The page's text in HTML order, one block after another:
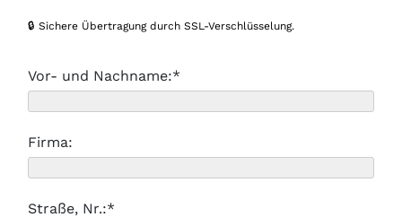
🔒 Sichere Übertragung durch SSL-Verschlüsselung.
Vor- und Nachname:*
Firma:
Straße, Nr.:*